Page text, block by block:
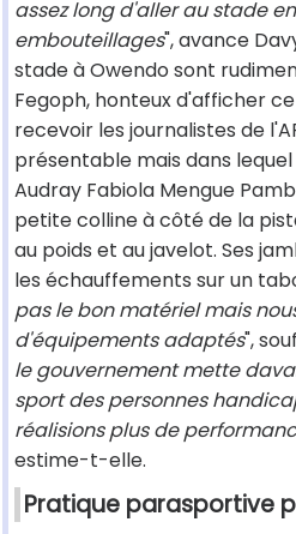
assez long d'aller au stade
embouteillages", avance
stade à Owendo sont
Fegoph, honteux d'afficher
recevoir les journalistes de
présentable mais dans lequel
Audray Fabiola Mengue
petite colline à côté de la
au poids et au javelot. Ses
les échauffements sur un
pas le bon matériel mais
d'équipements adaptés",
le gouvernement mette
sport des personnes
réalisions plus de
estime-t-elle.
Pratique parasportive